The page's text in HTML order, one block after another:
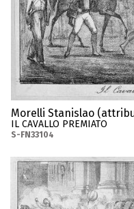
Morelli Stanislao
IL CAVALLO PREMIATO
S-FN33104